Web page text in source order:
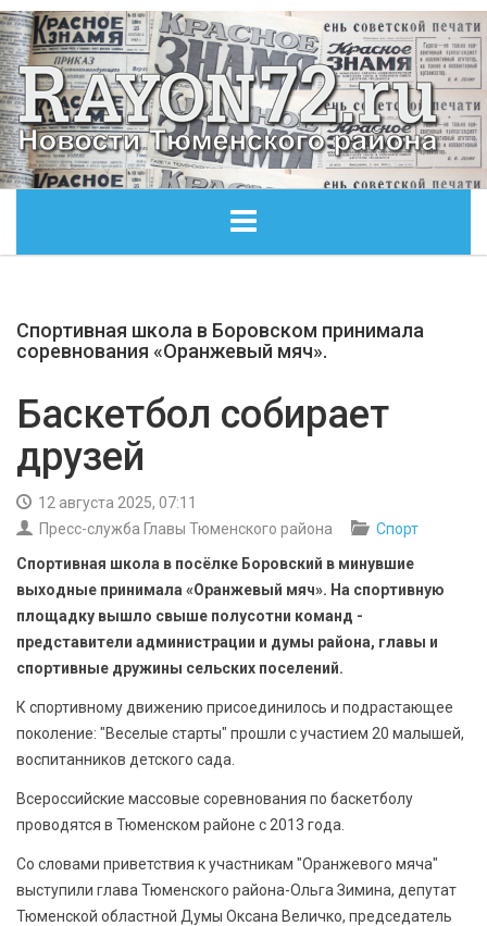
ОБЩЕСТВО
КУЛЬТУРА
БЕЗОПАСНОСТЬ
Спортивная школа в Боровском принимала
соревнования «Оранжевый мяч».
Баскетбол собирает
друзей
12 августа 2025, 07:11
Пресс-служба Главы Тюменского района
Спорт
Спортивная школа в посёлке Боровский в минувшие
выходные принимала «Оранжевый мяч». На спортивную
площадку вышло свыше полусотни команд -
представители администрации и думы района, главы и
спортивные дружины сельских поселений.
К спортивному движению присоединилось и подрастающее
поколение: "Веселые старты" прошли с участием 20 малышей,
воспитанников детского сада.
Всероссийские массовые соревнования по баскетболу
проводятся в Тюменском районе с 2013 года.
Со словами приветствия к участникам "Оранжевого мяча"
выступили глава Тюменского района-Ольга Зимина, депутат
Тюменской областной Думы Оксана Величко, председатель